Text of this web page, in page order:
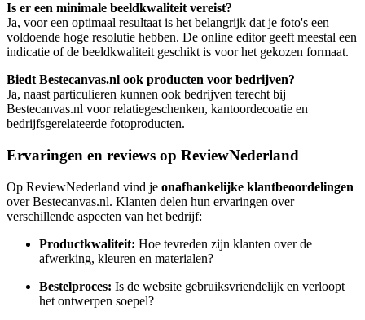
Is er een minimale beeldkwaliteit vereist?
Ja, voor een optimaal resultaat is het belangrijk dat je foto's een
voldoende hoge resolutie hebben. De online editor geeft meestal een
indicatie of de beeldkwaliteit geschikt is voor het gekozen formaat.
Biedt Bestecanvas.nl ook producten voor bedrijven?
Ja, naast particulieren kunnen ook bedrijven terecht bij
Bestecanvas.nl voor relatiegeschenken, kantoordecoatie en
bedrijfsgerelateerde fotoproducten.
Ervaringen en reviews op ReviewNederland
Op ReviewNederland vind je onafhankelijke klantbeoordelingen
over Bestecanvas.nl. Klanten delen hun ervaringen over
verschillende aspecten van het bedrijf:
Productkwaliteit: Hoe tevreden zijn klanten over de
afwerking, kleuren en materialen?
Bestelproces: Is de website gebruiksvriendelijk en verloopt
het ontwerpen soepel?